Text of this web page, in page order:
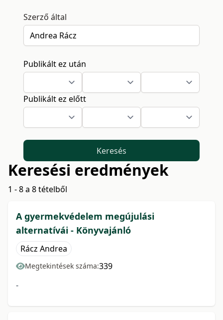
Szerző által
Publikált ez után
Publikált ez előtt
Keresés
Keresési eredmények
1 - 8 a 8 tételből
A gyermekvédelem megújulási
alternatívái - Könyvajánló
Rácz Andrea
Megtekintések száma:339
-